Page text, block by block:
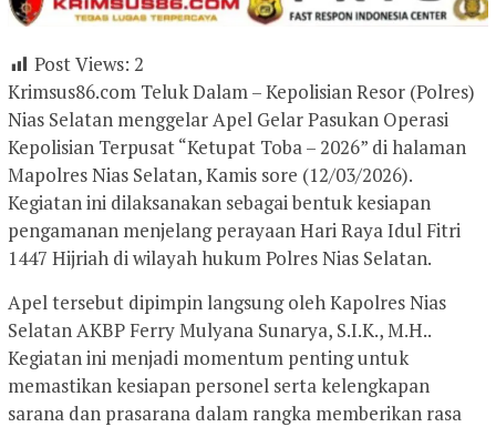
Post Views: 2
Krimsus86.com Teluk Dalam – Kepolisian Resor (Polres)
Nias Selatan menggelar Apel Gelar Pasukan Operasi
Kepolisian Terpusat “Ketupat Toba – 2026” di halaman
Mapolres Nias Selatan, Kamis sore (12/03/2026).
Kegiatan ini dilaksanakan sebagai bentuk kesiapan
pengamanan menjelang perayaan Hari Raya Idul Fitri
1447 Hijriah di wilayah hukum Polres Nias Selatan.
Apel tersebut dipimpin langsung oleh Kapolres Nias
Selatan AKBP Ferry Mulyana Sunarya, S.I.K., M.H..
Kegiatan ini menjadi momentum penting untuk
memastikan kesiapan personel serta kelengkapan
sarana dan prasarana dalam rangka memberikan rasa